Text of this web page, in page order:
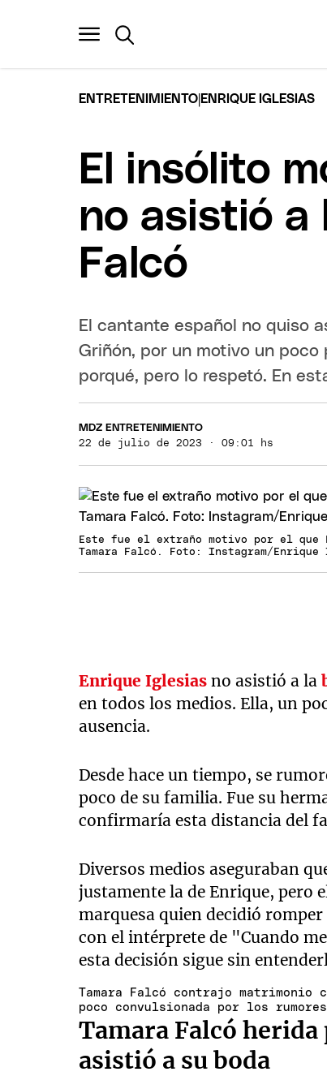
ENTRETENIMIENTO ENRIQUE IGLESIAS
El insólito
no asistió a
Falcó
El cantante español no quiso
Griñón, por un motivo un
porqué, pero lo respetó. En
MDZ ENTRETENIMIENTO
22 de julio de 2023 · 09:01 hs
Este fue el extraño motivo por el que
Tamara Falcó. Foto: Instagram/
Enrique Iglesias no asistió a la
en todos los medios. Ella, un
ausencia.
Desde hace un tiempo, se
poco de su familia. Fue su
confirmaría esta distancia del
Diversos medios aseguraban
justamente la de Enrique, pero
marquesa quien decidió
con el intérprete de "Cuando
esta decisión sigue sin
Tamara Falcó contrajo
poco convulsionada por los
Tamara Falcó
asistió a su boda